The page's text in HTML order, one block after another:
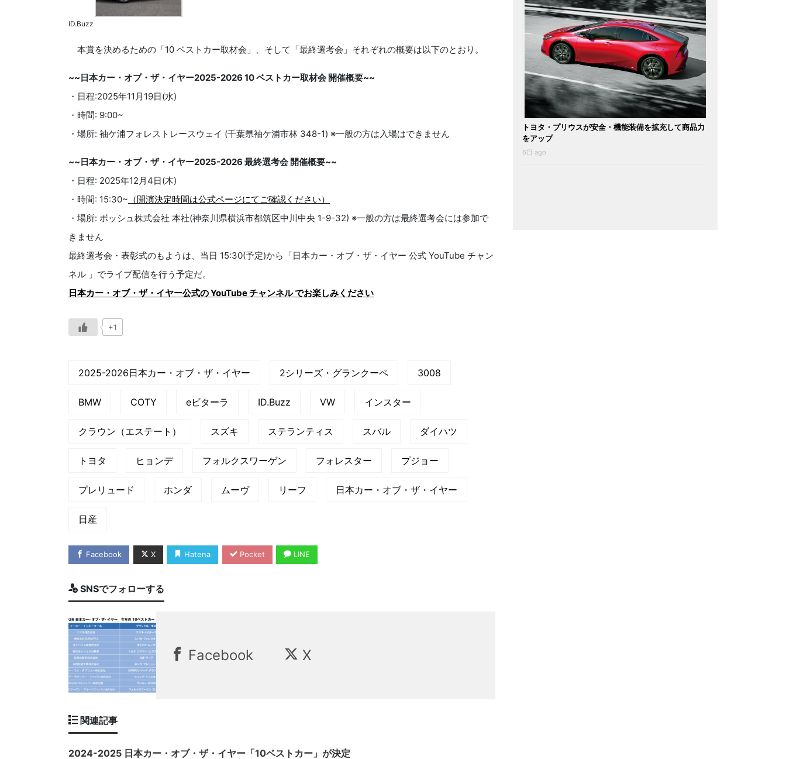
ID.Buzz
本賞を決めるための「10 ベストカー取材会」、そして「最終選考会」それぞれの概要は以下のとおり。
~~日本カー・オブ・ザ・イヤー2025-2026 10 ベストカー取材会 開催概要~~
・日程:2025年11月19日(水)
・時間: 9:00~
・場所: 袖ケ浦フォレストレースウェイ (千葉県袖ケ浦市林 348-1) ※一般の方は入場はできません
~~日本カー・オブ・ザ・イヤー2025-2026 最終選考会 開催概要~~
・日程: 2025年12月4日(木)
・時間: 15:30~ （開演決定時間は公式ページにてご確認ください）
・場所: ボッシュ株式会社 本社(神奈川県横浜市都筑区中川中央 1-9-32) ※一般の方は最終選考会には参加で
きません
最終選考会・表彰式のもようは、当日 15:30(予定)から「日本カー・オブ・ザ・イヤー 公式 YouTube チャン
ネル 」でライブ配信を行う予定だ。
日本カー・オブ・ザ・イヤー公式の YouTube チャンネル でお楽しみください
+1
2025-2026日本カー・オブ・ザ・イヤー 2シリーズ・グランクーペ 3008
BMW COTY eビターラ ID.Buzz VW インスター
クラウン（エステート） スズキ ステランティス スバル ダイハツ
トヨタ ヒョンデ フォルクスワーゲン フォレスター プジョー
プレリュード ホンダ ムーヴ リーフ 日本カー・オブ・ザ・イヤー
日産
Facebook X Hatena Pocket LINE
SNSでフォローする
Facebook X
関連記事
2024-2025 日本カー・オブ・ザ・イヤー「10ベストカー」が決定
トヨタ・プリウスが安全・機能装備を拡充して商品力
をアップ
6日 ago